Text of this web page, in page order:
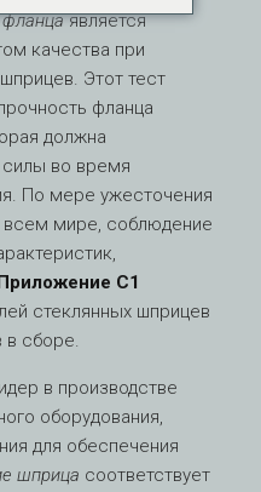
является
качества при
Этот тест
фланца
должна
во время
По мере ужесточения
всем мире, соблюдение
C1
стеклянных шприцев
в сборе.
в производстве
оборудования,
для обеспечения
шприца соответствует